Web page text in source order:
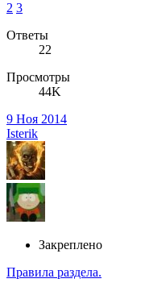
2 3
Ответы
22
Просмотры
44K
9 Ноя 2014
Isterik
Закреплено
Правила раздела.